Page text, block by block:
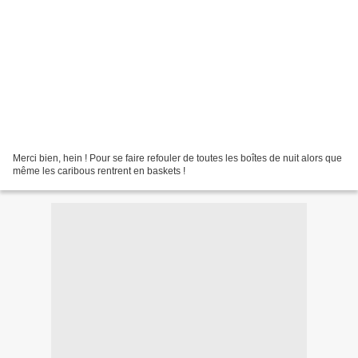
Merci bien, hein ! Pour se faire refouler de toutes les boîtes de nuit alors que
même les caribous rentrent en baskets !